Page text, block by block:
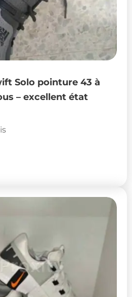
Solo pointure 43 à
– excellent état